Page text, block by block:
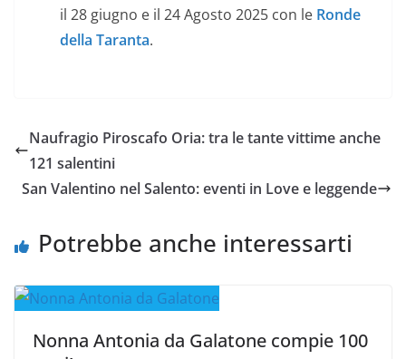
il 28 giugno e il 24 Agosto 2025 con le Ronde
della Taranta.
Naufragio Piroscafo Oria: tra le tante vittime anche
121 salentini
San Valentino nel Salento: eventi in Love e leggende
Potrebbe anche interessarti
Nonna Antonia da Galatone compie 100